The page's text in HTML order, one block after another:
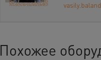
Похожее